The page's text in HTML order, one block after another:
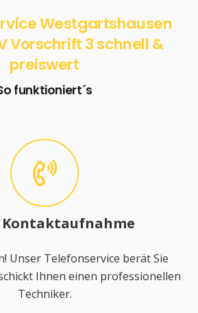
Westgartshausen
Vorschrift 3 schnell &
preiswert
funktioniert´s
Kontaktaufnahme
Unser Telefonservice berät Sie
Ihnen einen professionellen
Techniker.